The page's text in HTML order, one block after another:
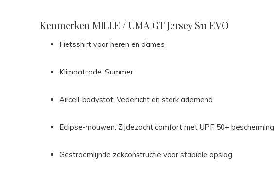
Kenmerken MILLE / UMA GT Jersey S11 EVO
Fietsshirt voor heren en dames
Klimaatcode: Summer
Aircell-bodystof: Vederlicht en sterk ademend
Eclipse-mouwen: Zijdezacht comfort met UPF 50+ bescherming
Gestroomlijnde zakconstructie voor stabiele opslag